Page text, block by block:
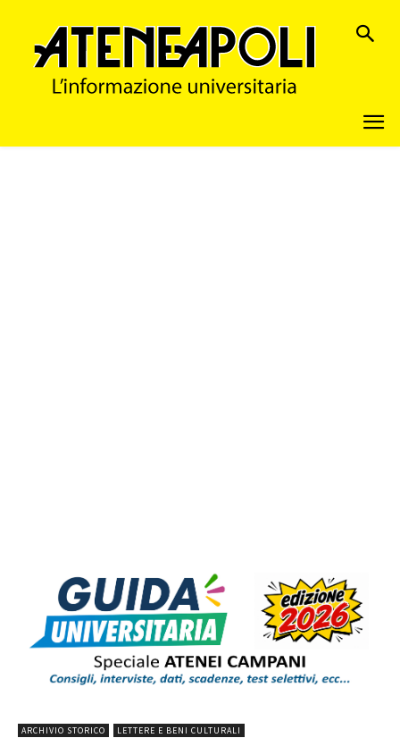
ARCHIVIO STORICO LETTERE E BENI CULTURALI